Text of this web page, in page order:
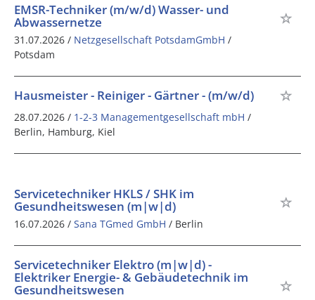
EMSR-Techniker (m/w/d) Wasser- und
Abwassernetze
31.07.2026 / Netzgesellschaft PotsdamGmbH /
Potsdam
Hausmeister - Reiniger - Gärtner - (m/w/d)
28.07.2026 / 1-2-3 Managementgesellschaft mbH /
Berlin, Hamburg, Kiel
Servicetechniker HKLS / SHK im
Gesundheitswesen (m|w|d)
16.07.2026 / Sana TGmed GmbH / Berlin
Servicetechniker Elektro (m|w|d) -
Elektriker Energie- & Gebäudetechnik im
Gesundheitswesen